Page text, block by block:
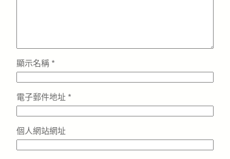
顯示名稱 *
電子郵件地址 *
個人網站網址